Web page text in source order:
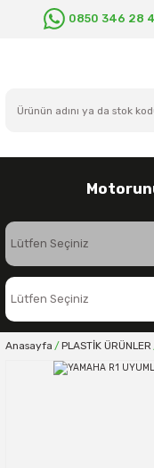
0850 346 28
Anasayfa PLASTİK ÜRÜNLER